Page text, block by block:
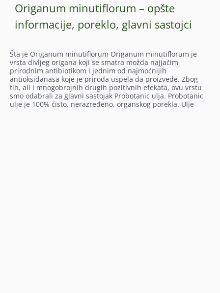
Origanum minutiflorum – opšte
informacije, poreklo, glavni sastojci
Šta je Origanum minutiflorum Origanum minutiflorum je
vrsta divljeg origana koji se smatra možda najjačim
prirodnim antibiotikom i jednim od najmoćnijih
antioksidanasa koje je priroda uspela da proizvede. Zbog
tih, ali i mnogobrojnih drugih pozitivnih efekata, ovu vrstu
smo odabrali za glavni sastojak Probotanic ulja. Probotanic
ulje je 100% čisto, nerazređeno, organskog porekla. Ulje